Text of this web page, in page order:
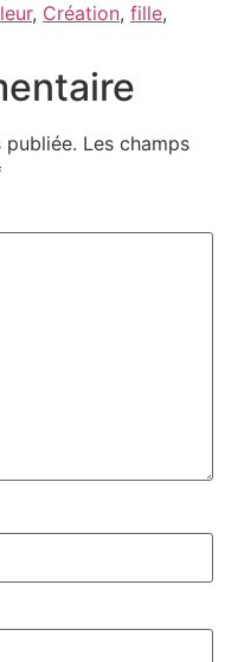
, Création, fille,
publiée. Les champs